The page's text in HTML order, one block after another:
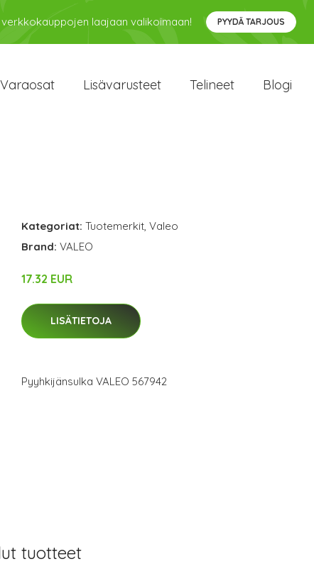
laajaan valikoimaan! PYYDÄ TARJOUS
Varaosat Lisävarusteet Telineet Blogi
Kategoriat: Tuotemerkit, Valeo
Brand: VALEO
17.32 EUR
LISÄTIETOJA
Pyyhkijänsulka VALEO 567942
tuotteet